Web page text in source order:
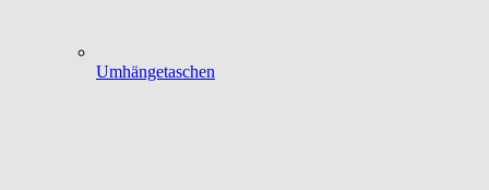
Umhängetaschen